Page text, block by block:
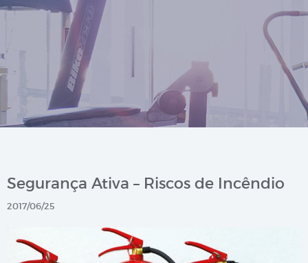
Segurança Ativa – Riscos de Incêndio
2017/06/25